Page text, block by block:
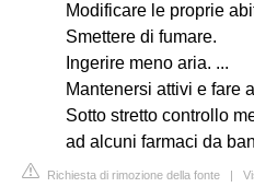
Modificare le proprie
Smettere di fumare.
Ingerire meno aria. ...
Mantenersi attivi e fare
Sotto stretto controllo
ad alcuni farmaci da
Richiesta di rimozione della fonte |